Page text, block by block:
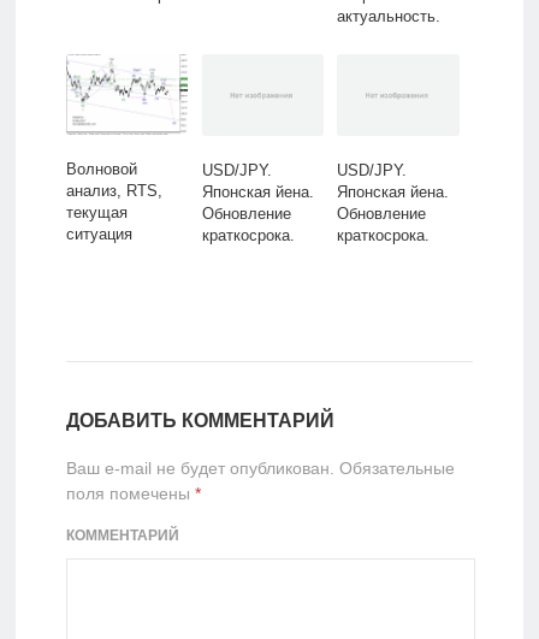
актуальность.
Волновой
анализ, RTS,
текущая
ситуация
USD/JPY.
Японская йена.
Обновление
краткосрока.
USD/JPY.
Японская йена.
Обновление
краткосрока.
ДОБАВИТЬ КОММЕНТАРИЙ
Ваш e-mail не будет опубликован. Обязательные
поля помечены *
КОММЕНТАРИЙ